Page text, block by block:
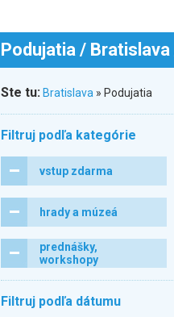
Podujatia /
Ste tu: Bratislava » Podujatia
Filtruj podľa kategórie
vstup zdarma
hrady a múzeá
prednášky,
workshopy
Filtruj podľa dátumu